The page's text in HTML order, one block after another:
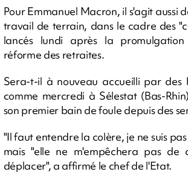
Pour Emmanuel Macron, il s'agit aussi
travail de terrain, dans le cadre des
lancés lundi après la
réforme des retraites.
Sera-t-il à nouveau accueilli par des
comme mercredi à Sélestat (Bas-
son premier bain de foule depuis des
"Il faut entendre la colère, je ne suis
mais "elle ne m'empêchera pas de
déplacer", a affirmé le chef de l'Etat.